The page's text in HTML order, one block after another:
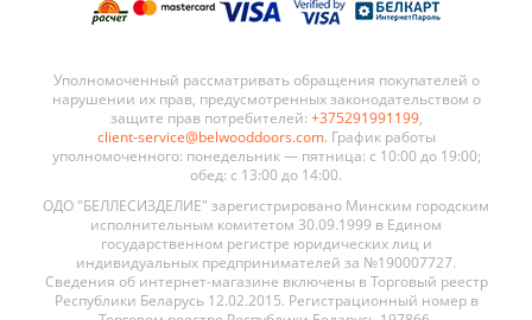
Уполномоченный рассматривать обращения покупателей о
нарушении их прав, предусмотренных законодательством о
защите прав потребителей: +375291991199,
client-service@belwooddoors.com. График работы
уполномоченного: понедельник — пятница: с 10:00 до 19:00;
обед: с 13:00 до 14:00.
ОДО "БЕЛЛЕСИЗДЕЛИЕ" зарегистрировано Минским городским
исполнительным комитетом 30.09.1999 в Едином
государственном регистре юридических лиц и
индивидуальных предпринимателей за №190007727.
Сведения об интернет-магазине включены в Торговый реестр
Республики Беларусь 12.02.2015. Регистрационный номер в